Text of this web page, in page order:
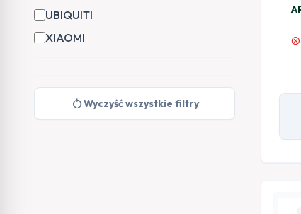
UBIQUITI
XIAOMI
restart_altWyczyść wszystkie filtry
cancel